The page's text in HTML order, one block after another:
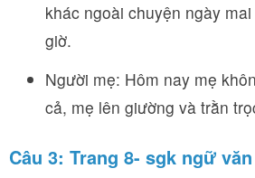
khác ngoài chuyện ngày
giờ.
Người mẹ: Hôm nay mẹ
cả, mẹ lên giường và trằn
Câu 3: Trang 8- sgk ngữ